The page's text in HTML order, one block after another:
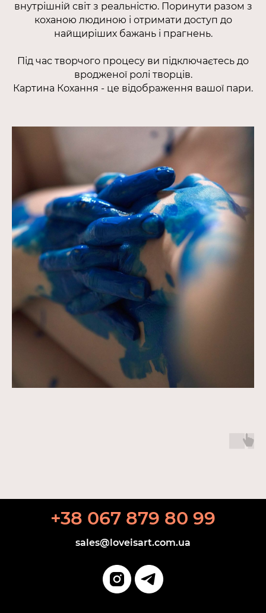
внутрішній світ з реальністю. Поринути разом з
коханою людиною і отримати доступ до
найщиріших бажань і прагнень.
Під час творчого процесу ви підключаєтесь до
вродженої ролі творців.
Картина Кохання - це відображення вашої пари.
+38 067 879 80 99
sales@loveisart.com.ua